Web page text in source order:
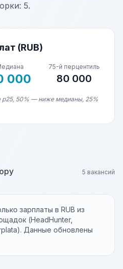
5.
(RUB)
000
75-й перцентиль
80 000
p25, 50% — ниже медианы, 25%
5 вакансий
зарплаты в RUB из
(HeadHunter,
Данные обновлены